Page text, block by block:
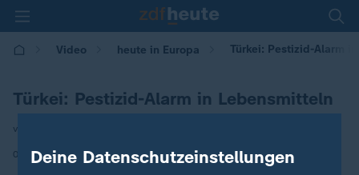
Video heute in Europa Türkei: Pestizid-Alarm
Türkei: Pestizid-Alarm in Lebensmitteln
von Phoebe Gaa
09.07.2025 | 16:00
Deine Datenschutzeinstellungen